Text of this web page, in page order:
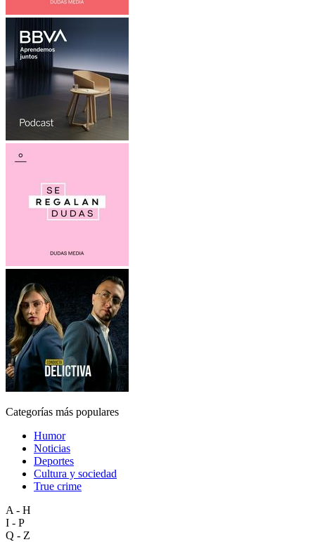
Categorías más populares
Humor
Noticias
Deportes
Cultura y sociedad
True crime
A - H
I - P
Q - Z